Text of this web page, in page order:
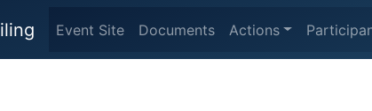
Event Site Documents Actions